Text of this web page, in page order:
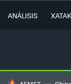
ANÁLISIS